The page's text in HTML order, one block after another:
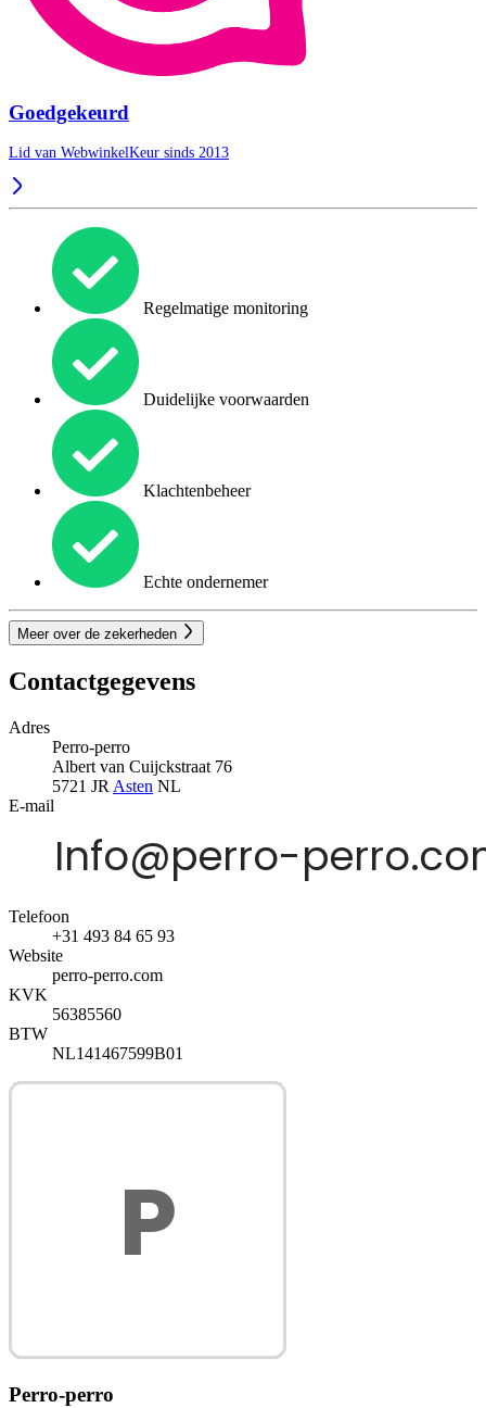
Goedgekeurd
Lid van WebwinkelKeur sinds 2013
Regelmatige monitoring
Duidelijke voorwaarden
Klachtenbeheer
Echte ondernemer
Meer over de zekerheden
Contactgegevens
Adres
Perro-perro
Albert van Cuijckstraat 76
5721 JR Asten NL
E-mail
Telefoon
+31 493 84 65 93
Website
perro-perro.com
KVK
56385560
BTW
NL141467599B01
Perro-perro